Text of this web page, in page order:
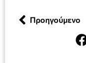
Προηγούμενο